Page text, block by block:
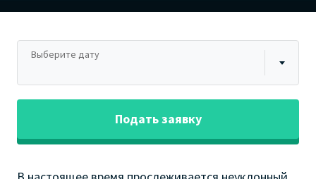
Выберите дату
Подать заявку